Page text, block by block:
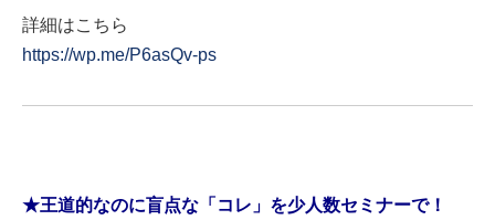
詳細はこちら
https://wp.me/P6asQv-ps
★王道的なのに盲点な「コレ」を少人数セミナーで！